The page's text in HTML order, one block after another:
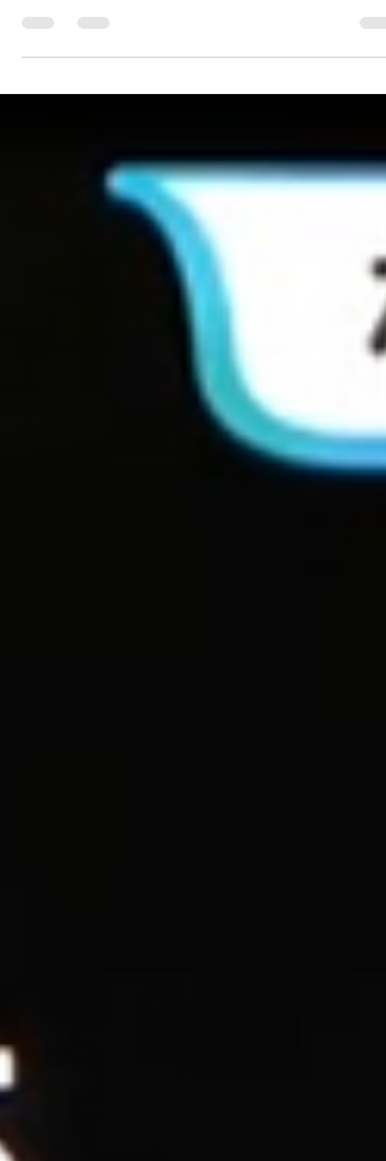
でイランを攻撃するなど、中東情勢が一段
が強まり、円安が進みました。 政府・日銀
は円売りの動きを食い止めるため、4月末
ら5月にかけて、11兆7000億円規模の為替
入に踏み切りましたが、その効果はすでに
消しとなり、介入前の水準を超えて円安が
んでいます。 片山さつき財務相が、ここ数
週間で最も強い表現を用いて市場をけん制
ていますが、為替市場はこの発言にほとん
反応していないようです。 写真出典：TBS
NEWS DIG Powered by JNN